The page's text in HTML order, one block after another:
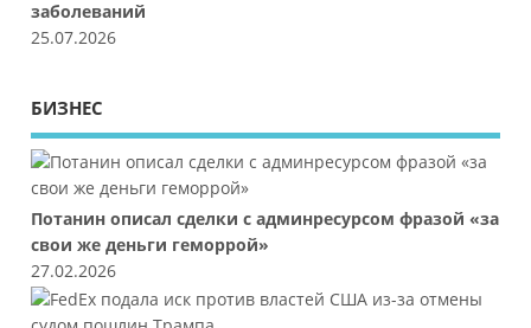
заболеваний
25.07.2026
БИЗНЕС
Потанин описал сделки с админресурсом фразой «за
свои же деньги геморрой»
27.02.2026